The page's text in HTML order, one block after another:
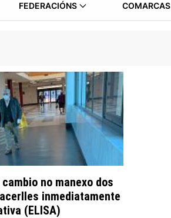
FEDERACIÓNS COMARCAS
no manexo dos
inmediatamente
(ELISA)